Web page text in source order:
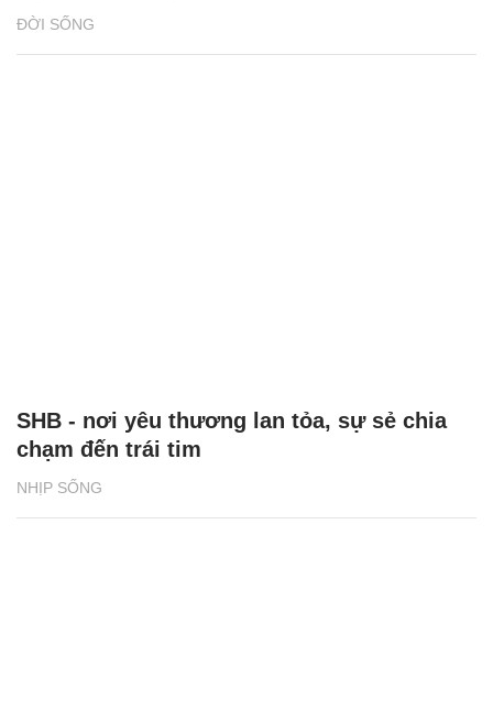
ĐỜI SỐNG
NHỊP SỐNG
SHB - nơi yêu thương lan tỏa, sự sẻ chia
chạm đến trái tim